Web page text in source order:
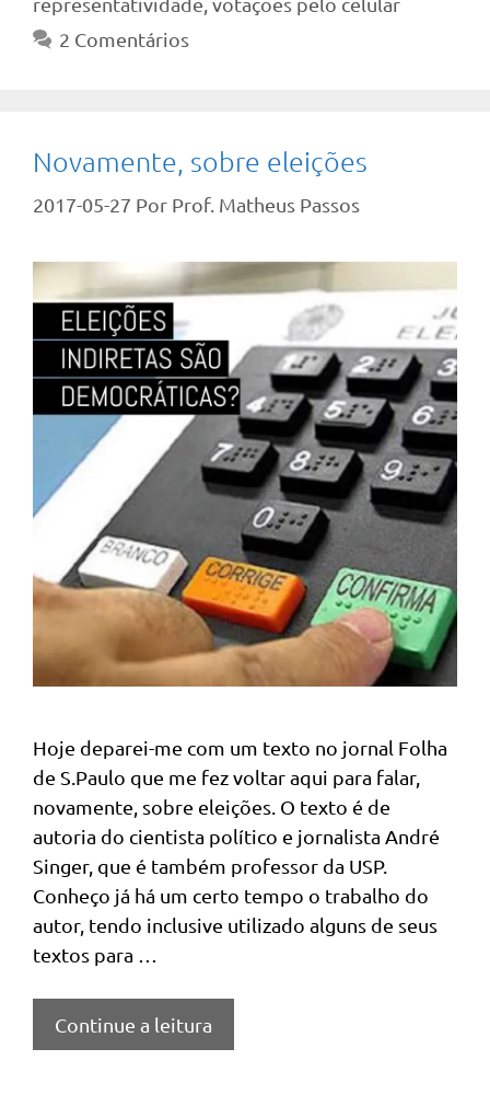
2 Comentários
Novamente, sobre eleições
2017-05-27 Por Prof. Matheus Passos
Hoje deparei-me com um texto no jornal Folha
de S.Paulo que me fez voltar aqui para falar,
novamente, sobre eleições. O texto é de
autoria do cientista político e jornalista André
Singer, que é também professor da USP.
Conheço já há um certo tempo o trabalho do
autor, tendo inclusive utilizado alguns de seus
textos para …
Continue a leitura